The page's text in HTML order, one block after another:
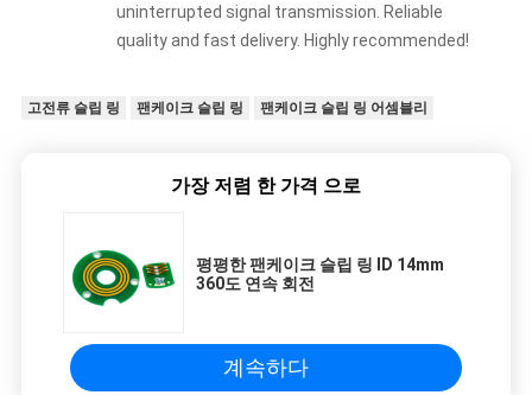
uninterrupted signal transmission. Reliable
quality and fast delivery. Highly recommended!
고전류 슬립 링 팬케이크 슬립 링 팬케이크 슬립 링 어셈블리
가장 저렴 한 가격 으로
평평한 팬케이크 슬립 링 ID 14mm
360도 연속 회전
계속하다